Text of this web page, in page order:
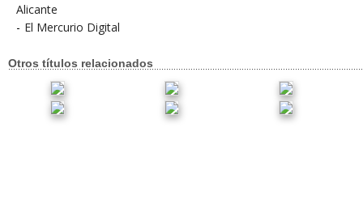
Alicante
- El Mercurio Digital
Otros títulos relacionados